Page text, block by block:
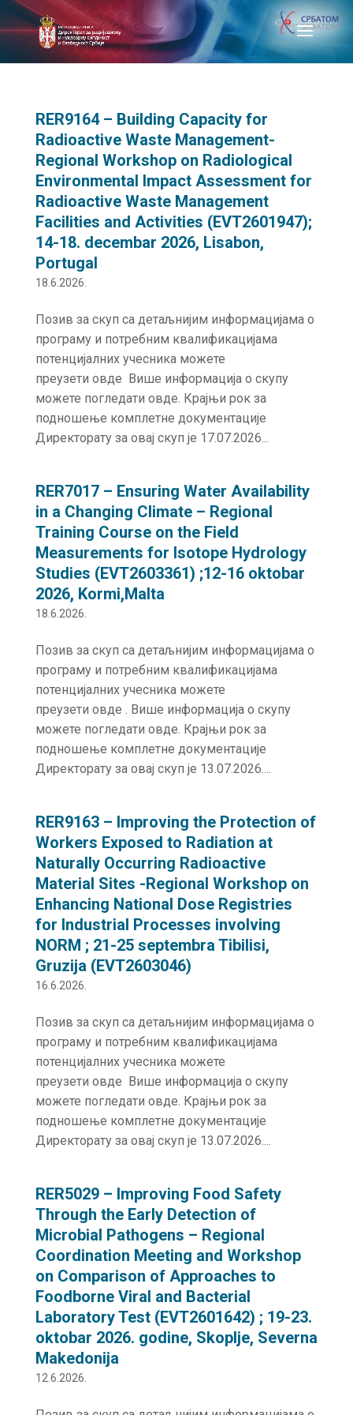
RER9164 – Building Capacity for
Radioactive Waste Management-
Regional Workshop on Radiological
Environmental Impact Assessment for
Radioactive Waste Management
Facilities and Activities (EVT2601947);
14-18. decembar 2026, Lisabon,
Portugal
18.6.2026.
Позив за скуп са детаљнијим информацијама о
програму и потребним квалификацијама
потенцијалних учесника можете
преузети овде Више информација о скупу
можете погледати овде. Крајњи рок за
подношење комплетне документације
Директорату за овај скуп је 17.07.2026...
RER7017 – Ensuring Water Availability
in a Changing Climate – Regional
Training Course on the Field
Measurements for Isotope Hydrology
Studies (EVT2603361) ;12-16 oktobar
2026, Kormi,Malta
18.6.2026.
Позив за скуп са детаљнијим информацијама о
програму и потребним квалификацијама
потенцијалних учесника можете
преузети овде . Више информација о скупу
можете погледати овде. Крајњи рок за
подношење комплетне документације
Директорату за овај скуп је 13.07.2026....
RER9163 – Improving the Protection of
Workers Exposed to Radiation at
Naturally Occurring Radioactive
Material Sites -Regional Workshop on
Enhancing National Dose Registries
for Industrial Processes involving
NORM ; 21-25 septembra Tibilisi,
Gruzija (EVT2603046)
16.6.2026.
Позив за скуп са детаљнијим информацијама о
програму и потребним квалификацијама
потенцијалних учесника можете
преузети овде Више информација о скупу
можете погледати овде. Крајњи рок за
подношење комплетне документације
Директорату за овај скуп је 13.07.2026....
RER5029 – Improving Food Safety
Through the Early Detection of
Microbial Pathogens – Regional
Coordination Meeting and Workshop
on Comparison of Approaches to
Foodborne Viral and Bacterial
Laboratory Test (EVT2601642) ; 19-23.
oktobar 2026. godine, Skoplje, Severna
Makedonija
12.6.2026.